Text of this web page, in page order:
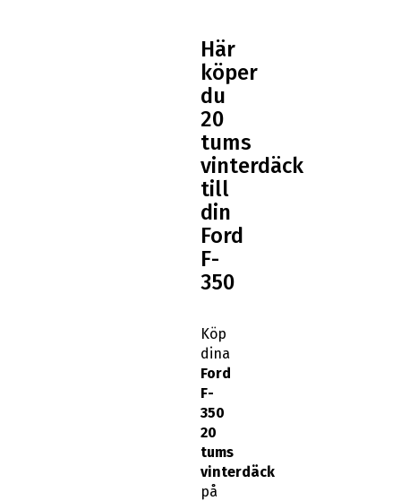
Här
köper
du
20
tums
vinterdäck
till
din
Ford
F-
350
Köp
dina
Ford
F-
350
20
tums
vinterdäck
på